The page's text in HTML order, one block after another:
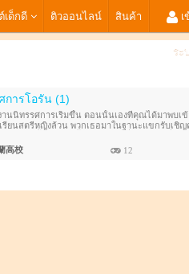
เด็กดี ติวออนไลน์ สินค้า
ระ
การโอรัน (1)
านนิทรรศการเริ่มขึ้น ตอนนั้นเองที่คุณได้มาพบเ
เรียนสตรีหญิงล้วน พวกเธอมาในฐานะแขกรับเชิ
เกิดอะไรขึ้นนับจากนี้ ให้เป็นหน้าที่ของใบไม้ที่ปลิด
高校 12